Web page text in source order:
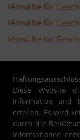
Anwälte für
Anwälte für
Anwälte für
Diese Website
Information und
erteilen. Es wird
durch die
Informationen